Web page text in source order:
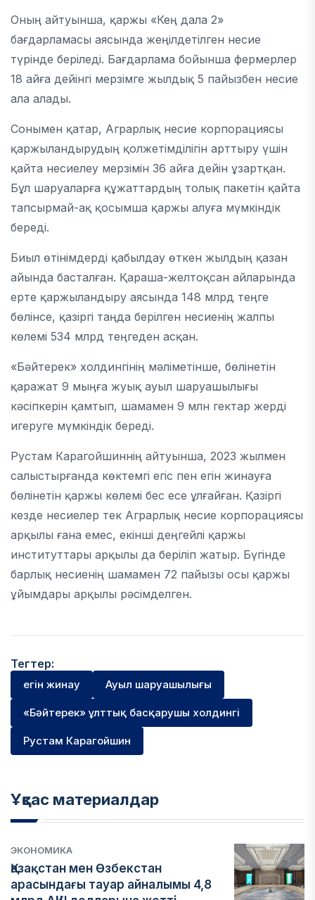
Оның айтуынша, қаржы «Кең дала 2»
бағдарламасы аясында жеңілдетілген несие
түрінде беріледі. Бағдарлама бойынша фермерлер
18 айға дейінгі мерзімге жылдық 5 пайызбен несие
ала алады.
Сонымен қатар, Аграрлық несие корпорациясы
қаржыландырудың қолжетімділігін арттыру үшін
қайта несиелеу мерзімін 36 айға дейін ұзартқан.
Бұл шаруаларға құжаттардың толық пакетін қайта
тапсырмай-ақ қосымша қаржы алуға мүмкіндік
береді.
Биыл өтінімдерді қабылдау өткен жылдың қазан
айында басталған. Қараша-желтоқсан айларында
ерте қаржыландыру аясында 148 млрд теңге
бөлінсе, қазіргі таңда берілген несиенің жалпы
көлемі 534 млрд теңгеден асқан.
«Бәйтерек» холдингінің мәліметінше, бөлінетін
қаражат 9 мыңға жуық ауыл шаруашылығы
кәсіпкерін қамтып, шамамен 9 млн гектар жерді
игеруге мүмкіндік береді.
Рустам Карагойшиннің айтуынша, 2023 жылмен
салыстырғанда көктемгі егіс пен егін жинауға
бөлінетін қаржы көлемі бес есе ұлғайған. Қазіргі
кезде несиелер тек Аграрлық несие корпорациясы
арқылы ғана емес, екінші деңгейлі қаржы
институттары арқылы да беріліп жатыр. Бүгінде
барлық несиенің шамамен 72 пайызы осы қаржы
ұйымдары арқылы рәсімделген.
Тегтер:
егін жинау Ауыл шаруашылығы
«Бәйтерек» ұлттық басқарушы холдингі
Рустам Карагойшин
Ұқсас материалдар
ЭКОНОМИКА
Қазақстан мен Өзбекстан
арасындағы тауар айналымы 4,8